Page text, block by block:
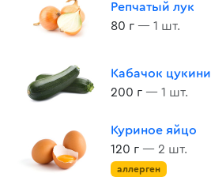
Репчатый лук
80 г — 1 шт.
Кабачок цукини
200 г — 1 шт.
Куриное яйцо
120 г — 2 шт.
аллерген